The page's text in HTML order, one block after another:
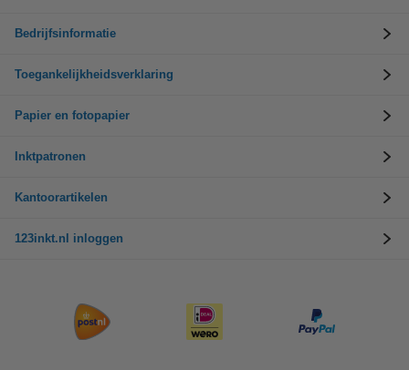
Bedrijfsinformatie
Toegankelijkheidsverklaring
Papier en fotopapier
Inktpatronen
Kantoorartikelen
123inkt.nl inloggen